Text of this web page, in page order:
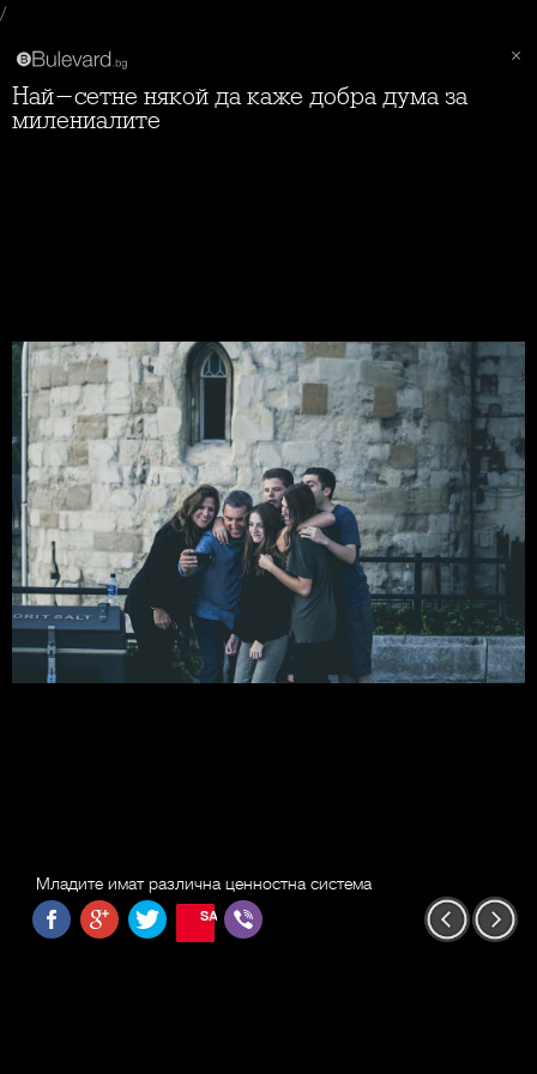
/
Най-сетне някой да каже добра дума за
милениалите
Младите имат различна ценностна система
SAVE